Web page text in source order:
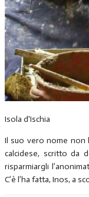
Isola d'Ischia
Il suo vero nome non
calcidese, scritto da
risparmiargli
C’è l’ha fatta, Inos, a